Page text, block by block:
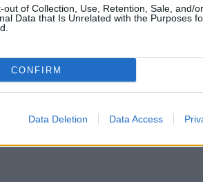
out of Collection, Use, Retention, Sale, and/
Data that Is Unrelated with the Purposes
CONFIRM
Data Deletion Data Access
avant 65 ans et préserver